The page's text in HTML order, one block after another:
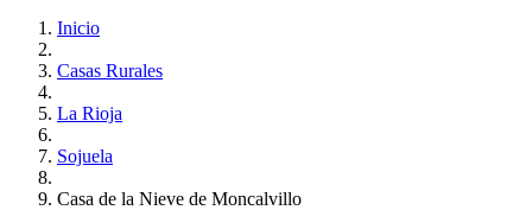
Inicio
Casas Rurales
La Rioja
Sojuela
Casa de la Nieve de Moncalvillo